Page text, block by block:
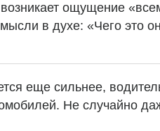
ощущение
в духе: «Чего это
еще сильнее,
Не случайно